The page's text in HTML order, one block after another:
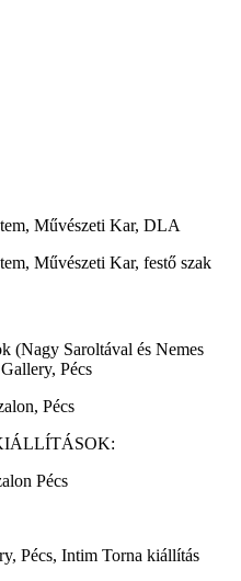
Művészeti Kar, DLA
Művészeti Kar, festő szak
(Nagy Saroltával és Nemes
Pécs
Pécs
Pécs
Pécs, Intim Torna kiállítás